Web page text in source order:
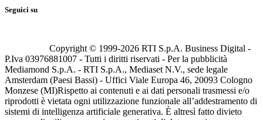
Seguici su
Copyright © 1999-2026 RTI S.p.A. Business Digital -
P.Iva 03976881007 - Tutti i diritti riservati - Per la pubblicità
Mediamond S.p.A. - RTI S.p.A., Mediaset N.V., sede legale
Amsterdam (Paesi Bassi) - Uffici Viale Europa 46, 20093 Cologno
Monzese (MI)Rispetto ai contenuti e ai dati personali trasmessi e/o
riprodotti è vietata ogni utilizzazione funzionale all’addestramento di
sistemi di intelligenza artificiale generativa. È altresì fatto divieto